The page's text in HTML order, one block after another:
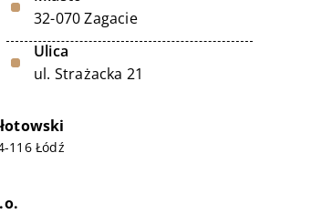
32-070 Zagacie
Ulica
ul. Strażacka 21
116 Łódź